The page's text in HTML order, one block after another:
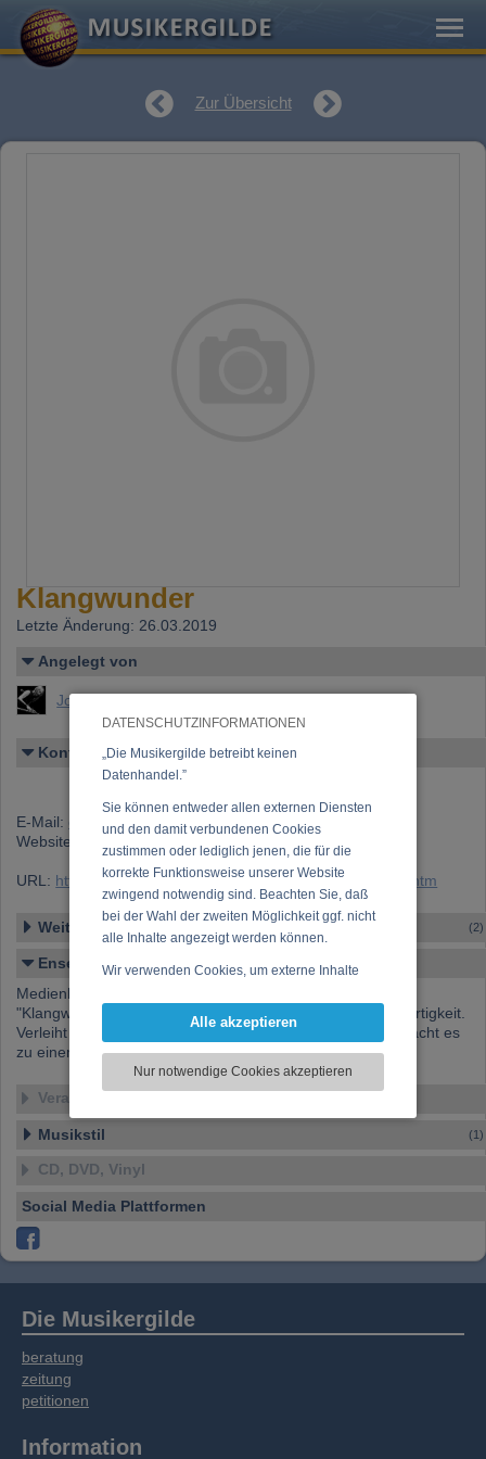
DATENSCHUTZINFORMATIONEN
„Die Musikergilde betreibt keinen
Datenhandel.”
Sie können entweder allen externen Diensten
und den damit verbundenen Cookies
zustimmen oder lediglich jenen, die für die
korrekte Funktionsweise unserer Website
zwingend notwendig sind. Beachten Sie, daß
bei der Wahl der zweiten Möglichkeit ggf. nicht
alle Inhalte angezeigt werden können.
Wir verwenden Cookies, um externe Inhalte
Funktionen für soziale Medien anbieten zu
zu analysieren. Dabei werden ggf.
Informationen zu Ihrer Verwendung unserer
soziale Medien, Werbung und Analysen
weitergegeben. Unsere Partner führen diese
Informationen möglicherweise mit weiteren
oder die sie im Rahmen Ihrer Nutzung der
Alle akzeptieren
Nur notwendige Cookies akzeptieren
Zur Übersicht
Klangwunder
Letzte Änderung: 26.03.2019
Angelegt von
Joy Brandstaetter
Kontakt
E-Mail:
office@klangwunder.at
Website:
URL: https://www.musikergilde.at/ensemble/Klangwunder.htm
Weitere Ensembles (2)
Ensemble-Details
Medienkomposition
"Klangwunder macht Sie hörbar. Unterstreicht Ihre Einzigartigkeit.
Verleiht Ihrem Projekt einen unverwechselbaren Klang. Macht es
zu einem echten Unikat."
Veranstaltungen
Musikstil (1)
CD, DVD, Vinyl
Social Media Plattformen
Die Musikergilde
beratung
zeitung
petitionen
Information